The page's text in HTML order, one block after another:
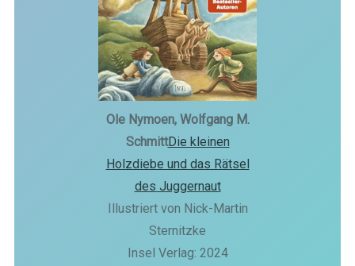
Ole Nymoen, Wolfgang M.
SchmittDie kleinen
Holzdiebe und das Rätsel
des Juggernaut
Illustriert von Nick-Martin
Sternitzke
Insel Verlag: 2024